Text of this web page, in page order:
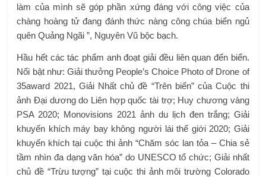
làm của mình sẽ góp phần xứng đáng với công việc của
chàng hoàng tử đang đánh thức nàng công chúa biển ngủ
quên Quảng Ngãi ”, Nguyên Vũ bộc bạch.
Hầu hết các tác phẩm anh đoạt giải đều liên quan đến biển.
Nổi bật như: Giải thưởng People’s Choice Photo of Drone of
35award 2021, Giải Nhất chủ đề “Trên biển” của Cuộc thi
ảnh Đại dương do Liên hợp quốc tài trợ; Huy chương vàng
PSA 2020; Monovisions 2021 ảnh du lịch đen trắng; Giải
khuyến khích máy bay không người lái thế giới 2020; Giải
khuyến khích tại cuộc thi ảnh “Chăm sóc lan tỏa – Chia sẻ
tầm nhìn đa dạng văn hóa” do UNESCO tổ chức; Giải nhất
chủ đề “Trừu tượng” tại cuộc thi ảnh môi trường Colorado